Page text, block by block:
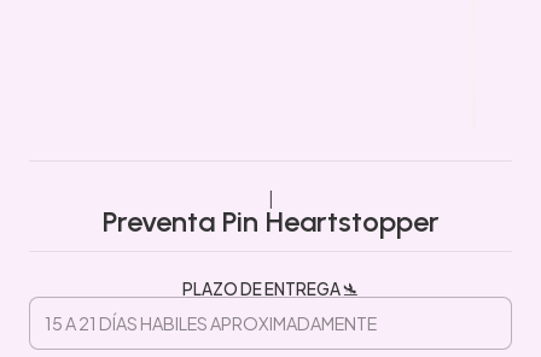
Preventa Pin Heartstopper
PLAZO DE ENTREGA 🛬